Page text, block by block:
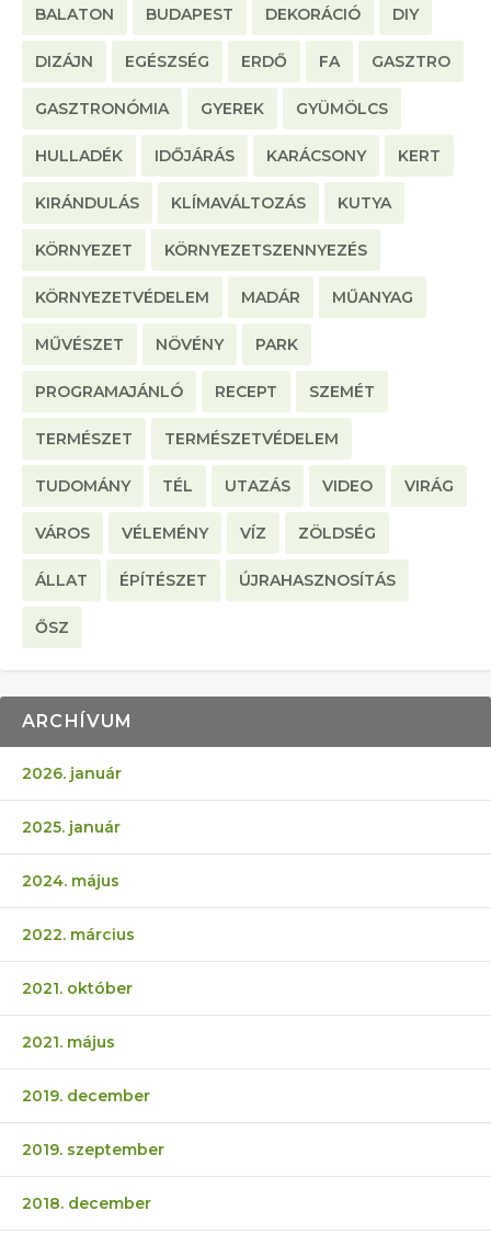
BALATON BUDAPEST DEKORÁCIÓ DIY
DIZÁJN EGÉSZSÉG ERDŐ FA GASZTRO
GASZTRONÓMIA GYEREK GYÜMÖLCS
HULLADÉK IDŐJÁRÁS KARÁCSONY KERT
KIRÁNDULÁS KLÍMAVÁLTOZÁS KUTYA
KÖRNYEZET KÖRNYEZETSZENNYEZÉS
KÖRNYEZETVÉDELEM MADÁR MŰANYAG
MŰVÉSZET NÖVÉNY PARK
PROGRAMAJÁNLÓ RECEPT SZEMÉT
TERMÉSZET TERMÉSZETVÉDELEM
TUDOMÁNY TÉL UTAZÁS VIDEO VIRÁG
VÁROS VÉLEMÉNY VÍZ ZÖLDSÉG
ÁLLAT ÉPÍTÉSZET ÚJRAHASZNOSÍTÁS
ŐSZ
ARCHÍVUM
2026. január
2025. január
2024. május
2022. március
2021. október
2021. május
2019. december
2019. szeptember
2018. december